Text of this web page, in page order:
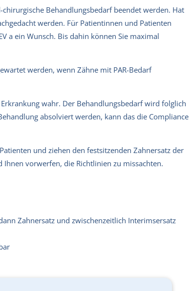
Behandlungsbedarf beendet werden. Hat
werden. Für Patientinnen und Patienten
a ein Wunsch. Bis dahin können Sie maximal
werden, wenn Zähne mit PAR-Bedarf
wahr. Der Behandlungsbedarf wird folglich
absolviert werden, kann das die Compliance
und ziehen den festsitzenden Zahnersatz der
Ihnen vorwerfen, die Richtlinien zu missachten.
Zahnersatz und zwischenzeitlich Interimsersatz